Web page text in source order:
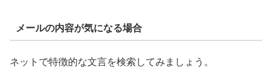
メールの内容が気になる場合
ネットで特徴的な文言を検索してみましょう。